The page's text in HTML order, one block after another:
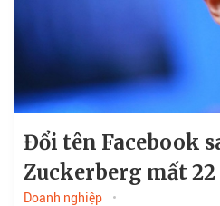
Đổi tên Facebook
Zuckerberg mất 22
Doanh nghiệp